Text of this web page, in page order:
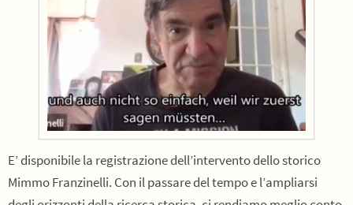
E’ disponibile la registrazione dell’intervento dello storico
Mimmo Franzinelli. Con il passare del tempo e l’ampliarsi